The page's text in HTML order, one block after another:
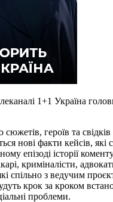
1+1 Україна
героїв та
нові факти кейсів,
епізоді історії
криміналісти,
спільно з ведучим
крок за кроком
проблеми.